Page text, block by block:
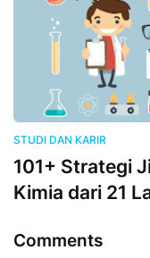
STUDI DAN KARIR
101+ Strategi
Kimia dari 21
Comments